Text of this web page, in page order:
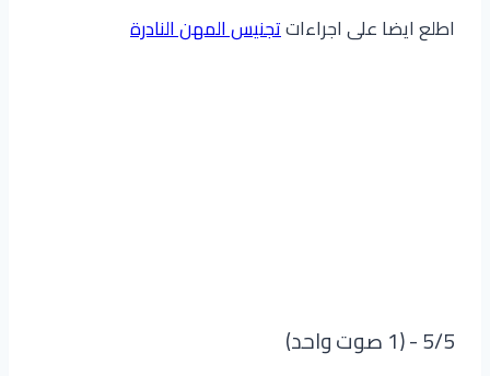
اطلع ايضا على اجراءاتتجنيس المهن النادرة
5/5 - (1 صوت واحد)